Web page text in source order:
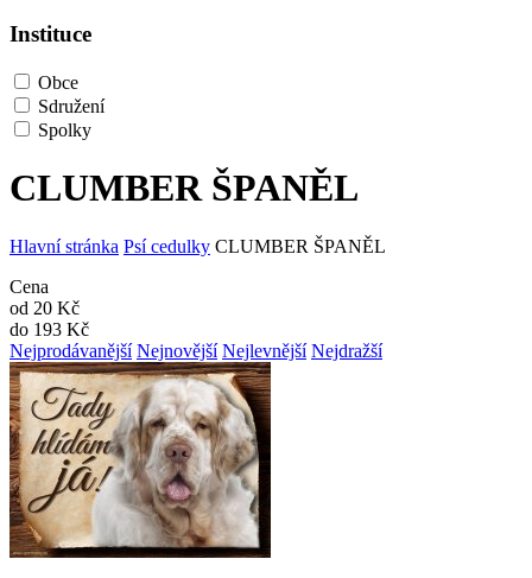
Instituce
Obce
Sdružení
Spolky
CLUMBER ŠPANĚL
Hlavní stránka Psí cedulky CLUMBER ŠPANĚL
Cena
od 20 Kč
do 193 Kč
Nejprodávanější Nejnovější Nejlevnější Nejdražší